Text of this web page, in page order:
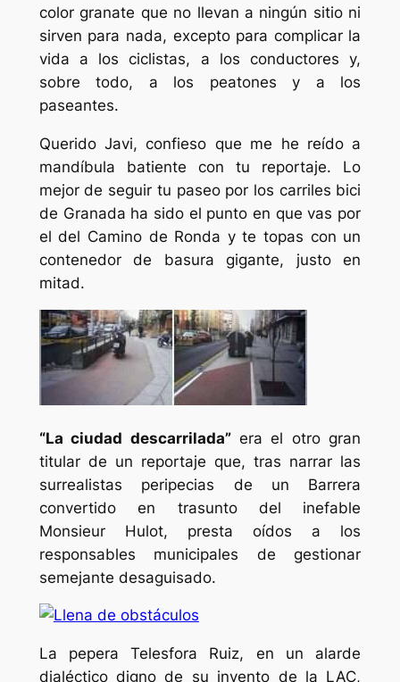
color granate que no llevan a ningún sitio ni
sirven para nada, excepto para complicar la
vida a los ciclistas, a los conductores y,
sobre todo, a los peatones y a los
paseantes.
Querido Javi, confieso que me he reído a
mandíbula batiente con tu reportaje. Lo
mejor de seguir tu paseo por los carriles bici
de Granada ha sido el punto en que vas por
el del Camino de Ronda y te topas con un
contenedor de basura gigante, justo en
mitad.
“La ciudad descarrilada”era el otro gran
titular de un reportaje que, tras narrar las
surrealistas peripecias de un Barrera
convertido en trasunto del inefable
Monsieur Hulot, presta oídos a los
responsables municipales de gestionar
semejante desaguisado.
La pepera Telesfora Ruiz, en un alarde
dialéctico digno de su invento de la LAC,